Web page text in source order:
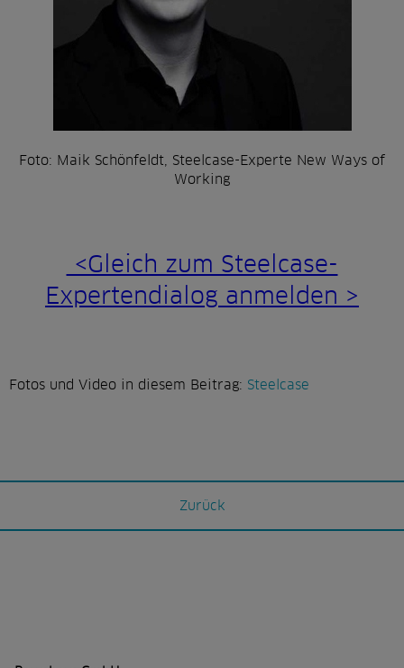
Foto: Maik Schönfeldt, Steelcase-Experte New Ways of
Working
<Gleich zum Steelcase-
Expertendialog anmelden >
Fotos und Video in diesem Beitrag: Steelcase
Zurück